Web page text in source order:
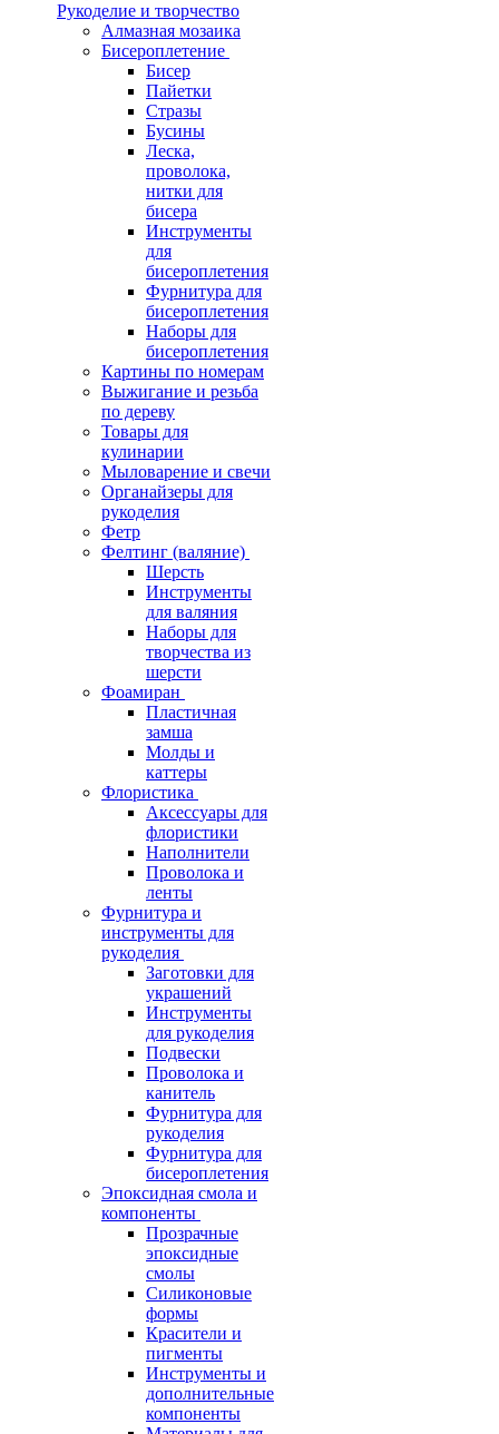
Рукоделие и творчество
Алмазная мозаика
Бисероплетение
Бисер
Пайетки
Стразы
Бусины
Леска,
проволока,
нитки для
бисера
Инструменты
для
бисероплетения
Фурнитура для
бисероплетения
Наборы для
бисероплетения
Картины по номерам
Выжигание и резьба
по дереву
Товары для
кулинарии
Мыловарение и свечи
Органайзеры для
рукоделия
Фетр
Фелтинг (валяние)
Шерсть
Инструменты
для валяния
Наборы для
творчества из
шерсти
Фоамиран
Пластичная
замша
Молды и
каттеры
Флористика
Аксессуары для
флористики
Наполнители
Проволока и
ленты
Фурнитура и
инструменты для
рукоделия
Заготовки для
украшений
Инструменты
для рукоделия
Подвески
Проволока и
канитель
Фурнитура для
рукоделия
Фурнитура для
бисероплетения
Эпоксидная смола и
компоненты
Прозрачные
эпоксидные
смолы
Силиконовые
формы
Красители и
пигменты
Инструменты и
дополнительные
компоненты